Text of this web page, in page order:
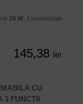
28 W , Luminozitate
145,38 lei
CU
3 FUNCTII